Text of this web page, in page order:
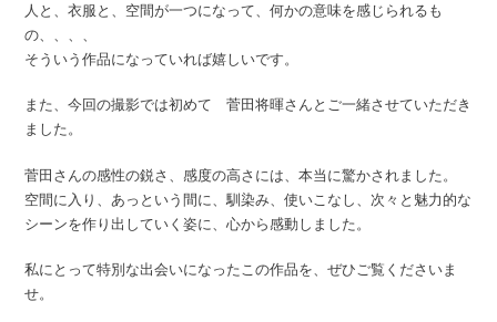
人と、衣服と、空間が一つになって、何かの意味を感じられるも
の、、、、
そういう作品になっていれば嬉しいです。
また、今回の撮影では初めて 菅田将暉さんとご一緒させていただき
ました。
菅田さんの感性の鋭さ、感度の高さには、本当に驚かされました。
空間に入り、あっという間に、馴染み、使いこなし、次々と魅力的な
シーンを作り出していく姿に、心から感動しました。
私にとって特別な出会いになったこの作品を、ぜひご覧くださいま
せ。